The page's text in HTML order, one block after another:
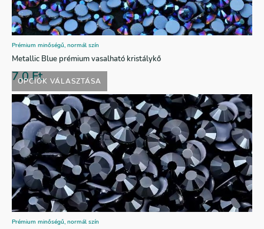
OPCIÓK VÁLASZTÁSA
Prémium minőségű, normál szín
Metallic Blue prémium vasalható kristálykő
7,0Ft
Prémium minőségű, normál szín